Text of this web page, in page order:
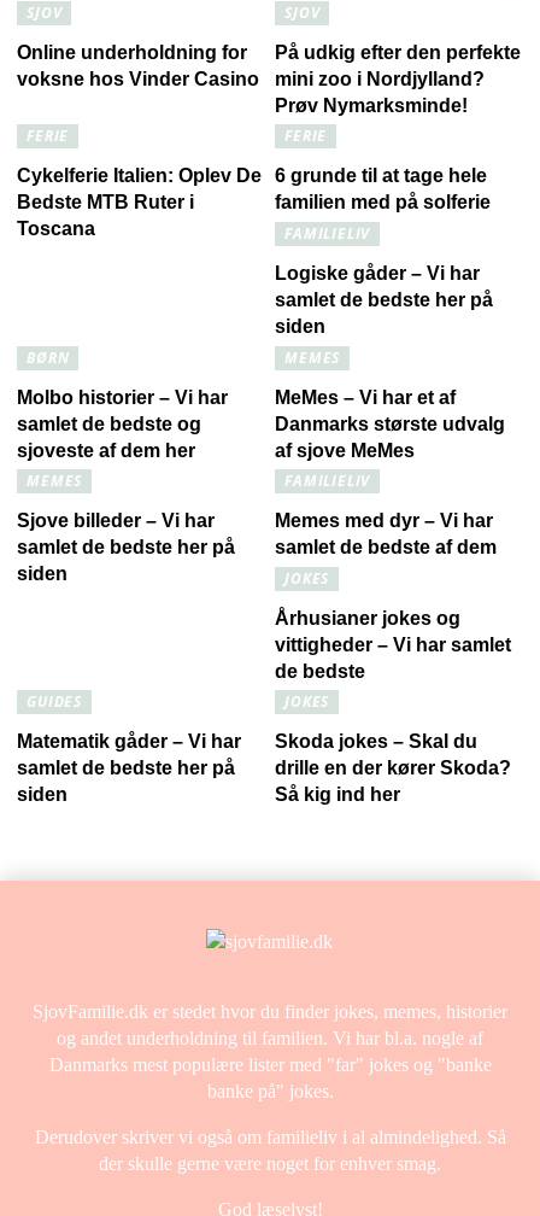
SJOV
Online underholdning for
voksne hos Vinder Casino
SJOV
På udkig efter den perfekte
mini zoo i Nordjylland?
Prøv Nymarksminde!
FERIE
Cykelferie Italien: Oplev De
Bedste MTB Ruter i
Toscana
FERIE
6 grunde til at tage hele
familien med på solferie
FAMILIELIV
Logiske gåder – Vi har
samlet de bedste her på
siden
BØRN
Molbo historier – Vi har
samlet de bedste og
sjoveste af dem her
MEMES
MeMes – Vi har et af
Danmarks største udvalg
af sjove MeMes
MEMES
Sjove billeder – Vi har
samlet de bedste her på
siden
FAMILIELIV
Memes med dyr – Vi har
samlet de bedste af dem
JOKES
Århusianer jokes og
vittigheder – Vi har samlet
de bedste
GUIDES
Matematik gåder – Vi har
samlet de bedste her på
siden
JOKES
Skoda jokes – Skal du
drille en der kører Skoda?
Så kig ind her
SjovFamilie.dk er stedet hvor du finder jokes, memes, historier
og andet underholdning til familien. Vi har bl.a. nogle af
Danmarks mest populære lister med "far" jokes og "banke
banke på" jokes.
Derudover skriver vi også om familieliv i al almindelighed. Så
der skulle gerne være noget for enhver smag.
God læselyst!